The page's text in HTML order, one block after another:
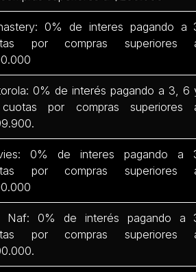
0% de interes pagando a
por compras superiores
0% de interés pagando a 3, 6
por compras superiores
0% de interes pagando a
por compras superiores
Naf: 0% de interés pagando a
por compras superiores